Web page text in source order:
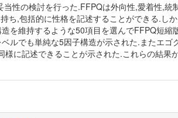
性の検討を行った.FFPQは外向性,愛着性,統
ち,包括的に性格を記述することができる.し
を維持するような50項目を選んでFFPQ短縮
ルでも単純な5因子構造が示された.またエゴ
に記述できることが示された.これらの結果